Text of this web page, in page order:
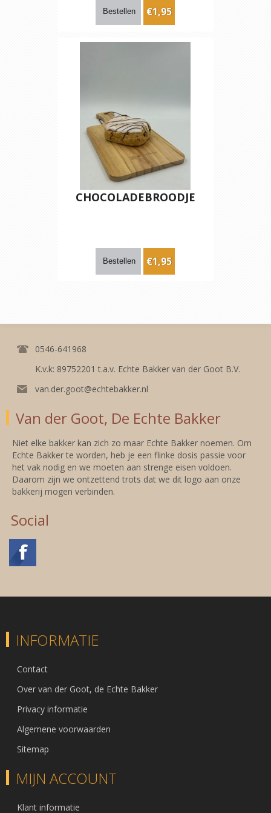
€1,95
CHOCOLADEBROODJE
€1,95
0546-641968
K.v.k: 89752201 t.a.v. Echte Bakker van der Goot B.V.
van.der.goot@echtebakker.nl
Van der Goot, De Echte Bakker
Niet elke bakker kan zich zo maar Echte Bakker noemen. Om
Echte Bakker te worden, heb je een flinke dosis passie voor
het vak nodig en we moeten aan strenge eisen voldoen.
Daarom zijn we ontzettend trots dat we dit logo aan onze
bakkerij mogen verbinden.
Social
INFORMATIE
Contact
Over van der Goot, de Echte Bakker
Privacy informatie
Algemene voorwaarden
Sitemap
MIJN ACCOUNT
Klant informatie